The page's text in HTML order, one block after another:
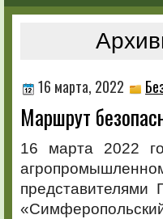
16 марта, 2022
Маршрут
16 марта 2022
представителями